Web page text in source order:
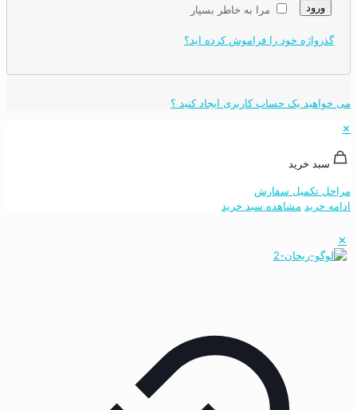
مرا به خاطر بسپار ورود
گذرواژه خود را فراموش کرده اید؟
می خواهید یک حساب کاربری ایجاد کنید ؟
✕
سبد خرید
مراحل تکمیل سفارش
ادامه خرید مشاهده سبد خرید
✕